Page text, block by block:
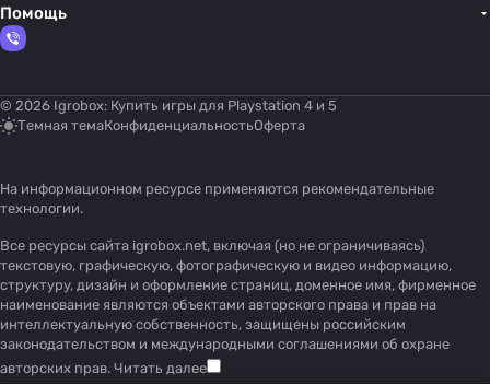
Помощь
© 2026 Igrobox: Купить игры для Playstation 4 и 5
Темная темаКонфиденциальностьОферта
На информационном ресурсе применяются рекомендательные
технологии.
Все ресурсы сайта igrobox.net, включая (но не ограничиваясь)
текстовую, графическую, фотографическую и видео информацию,
структуру, дизайн и оформление страниц, доменное имя, фирменное
наименование являются объектами авторского права и прав на
интеллектуальную собственность, защищены российским
законодательством и международными соглашениями об охране
авторских прав. Читать далее